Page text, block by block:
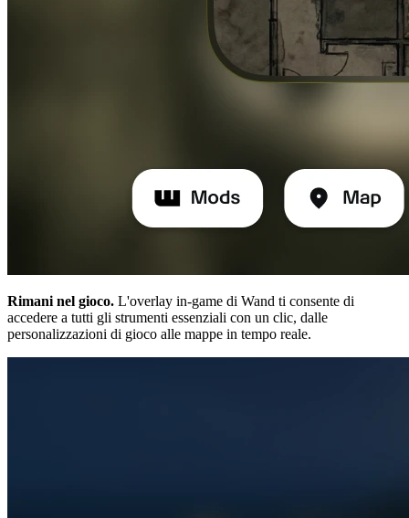
Rimani nel gioco. L'overlay in-game di Wand ti consente di
accedere a tutti gli strumenti essenziali con un clic, dalle
personalizzazioni di gioco alle mappe in tempo reale.